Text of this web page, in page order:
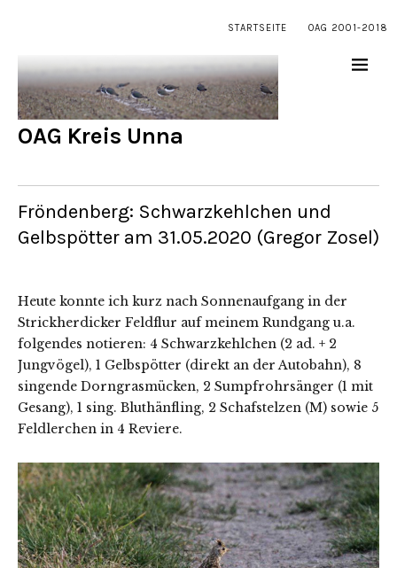
STARTSEITE OAG 2001-2018
OAG Kreis Unna
Fröndenberg: Schwarzkehlchen und
Gelbspötter am 31.05.2020 (Gregor Zosel)
Heute konnte ich kurz nach Sonnenaufgang in der
Strickherdicker Feldflur auf meinem Rundgang u.a.
folgendes notieren: 4 Schwarzkehlchen (2 ad. + 2
Jungvögel), 1 Gelbspötter (direkt an der Autobahn), 8
singende Dorngrasmücken, 2 Sumpfrohrsänger (1 mit
Gesang), 1 sing. Bluthänfling, 2 Schafstelzen (M) sowie 5
Feldlerchen in 4 Reviere.